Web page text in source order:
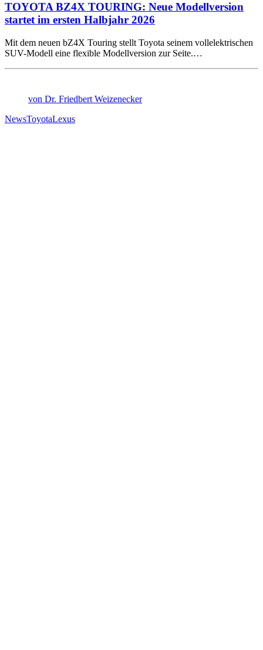
TOYOTA BZ4X TOURING: Neue Modellversion
startet im ersten Halbjahr 2026
Mit dem neuen bZ4X Touring stellt Toyota seinem vollelektrischen
SUV-Modell eine flexible Modellversion zur Seite.…
von Dr. Friedbert Weizenecker
NewsToyotaLexus